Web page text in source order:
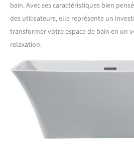
bain. Avec ses caractéristiques bien
des utilisateurs, elle représente un
transformer votre espace de bain en un
relaxation.